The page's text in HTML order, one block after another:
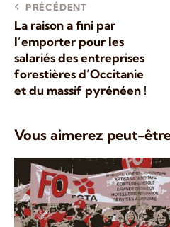
PRÉCÉDENT
La raison a fini par
l’emporter pour les
salariés des entreprises
forestières d’Occitanie
et du massif pyrénéen !
Vous aimerez peut-